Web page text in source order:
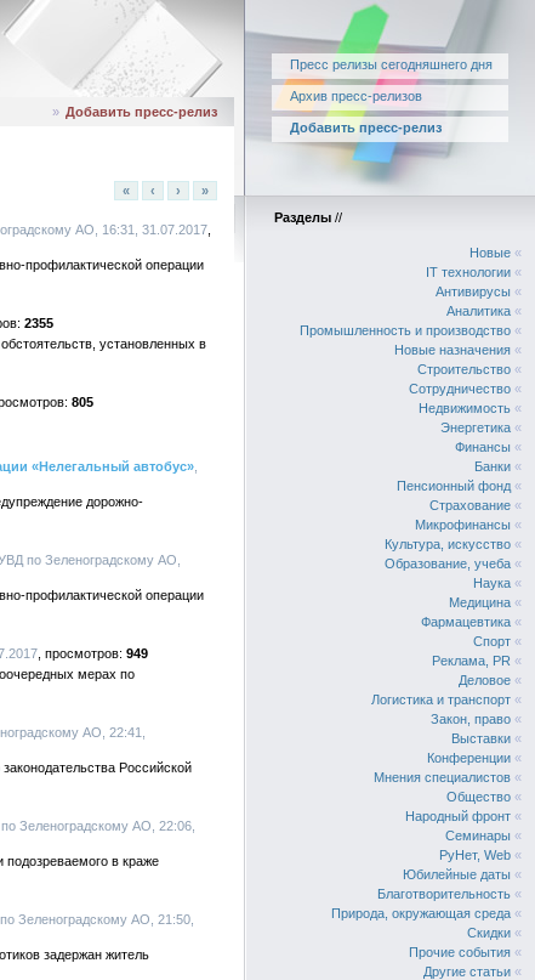
Пресс релизы сегодняшнего дня
Архив пресс-релизов
Добавить пресс-релиз
» Добавить пресс-релиз
« ‹ › »
АО, 16:31, 31.07.2017
профилактической операции
2355
установленных в
805
«Нелегальный автобус»
дорожно-
по Зеленоградскому АО,
профилактической операции
949
мерах по
АО, 22:41,
Российской
Зеленоградскому АО, 22:06,
в краже
Зеленоградскому АО, 21:50,
задержан житель
Разделы //
Новые «
IT технологии «
Антивирусы «
Аналитика «
Промышленность и производство «
Новые назначения «
Строительство «
Сотрудничество «
Недвижимость «
Энергетика «
Финансы «
Банки «
Пенсионный фонд «
Страхование «
Микрофинансы «
Культура, искусство «
Образование, учеба «
Наука «
Медицина «
Фармацевтика «
Спорт «
Реклама, PR «
Деловое «
Логистика и транспорт «
Закон, право «
Выставки «
Конференции «
Мнения специалистов «
Общество «
Народный фронт «
Семинары «
РуНет, Web «
Юбилейные даты «
Благотворительность «
Природа, окружающая среда «
Скидки «
Прочие события «
Другие статьи «